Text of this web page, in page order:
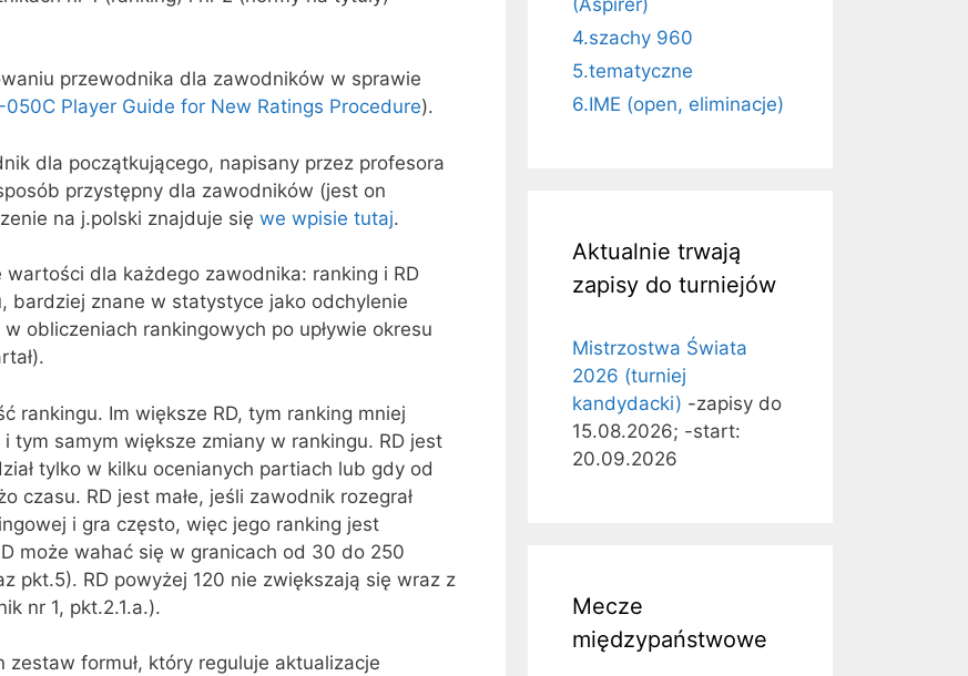
przewodnika dla zawodników w sprawie
050C Player Guide for New Ratings Procedure).
dla początkującego, napisany przez profesora
przystępny dla zawodników (jest on
na j.polski znajduje się we wpisie tutaj.
dla każdego zawodnika: ranking i RD
bardziej znane w statystyce jako odchylenie
obliczeniach rankingowych po upływie okresu
rankingu. Im większe RD, tym ranking mniej
tym samym większe zmiany w rankingu. RD jest
tylko w kilku ocenianych partiach lub gdy od
czasu. RD jest małe, jeśli zawodnik rozegrał
i gra często, więc jego ranking jest
może wahać się w granicach od 30 do 250
pkt.5). RD powyżej 120 nie zwiększają się wraz z
nr 1, pkt.2.1.a.).
formuł, który reguluje aktualizacje
4.szachy 960
5.tematyczne
6.IME (open, eliminacje)
Aktualnie trwają
zapisy do turniejów
Mistrzostwa Świata
2026 (turniej
kandydacki) -zapisy do
15.08.2026; -start:
20.09.2026
Mecze
międzypaństwowe